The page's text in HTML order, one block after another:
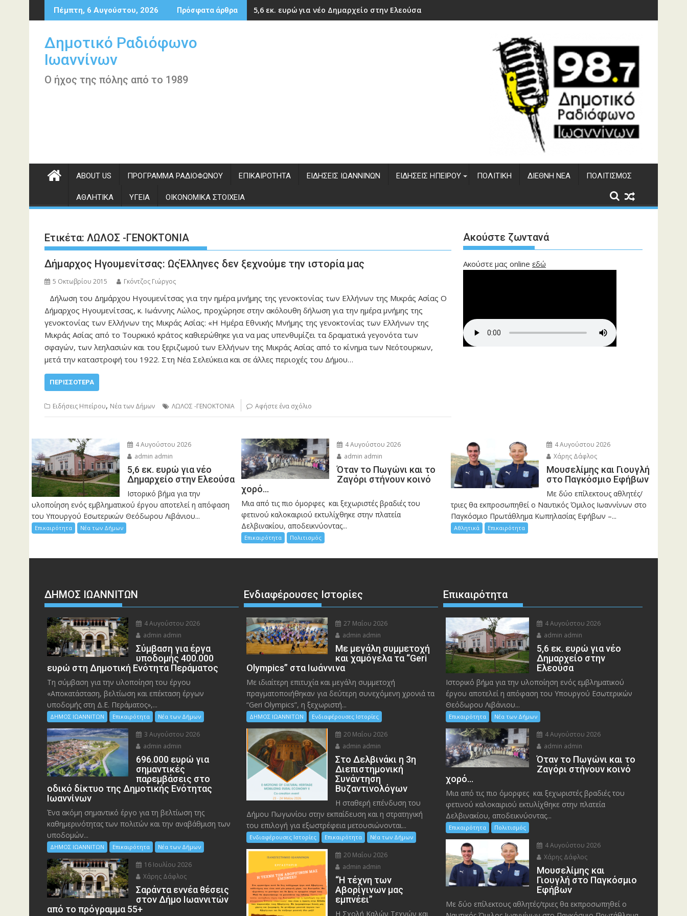
Περάστε
στο
Πέμπτη, 6 Αυγούστου, 2026 Πρόσφατα άρθρα 5,6 εκ. ευρώ για νέο Δημαρχείο στην Ελεούσα
Δημοτικό Ραδιόφωνο
Ιωαννίνων
Ο ήχος της πόλης από το 1989
ABOUT US ΠΡΌΓΡΑΜΜΑ ΡΑΔΙΟΦΏΝΟΥ ΕΠΙΚΑΙΡΌΤΗΤΑ ΕΙΔΉΣΕΙΣ ΙΩΑΝΝΊΝΩΝ ΕΙΔΉΣΕΙΣ ΗΠΕΊΡΟΥ ΠΟΛΙΤΙΚΉ ΔΙΕΘΝΉ ΝΈΑ ΠΟΛΙΤΙΣΜΌΣ
ΑΘΛΗΤΙΚΆ ΥΓΕΊΑ ΟΙΚΟΝΟΜΙΚΆ ΣΤΟΙΧΕΊΑ
Ετικέτα: ΛΩΛΟΣ -ΓΕΝΟΚΤΟΝΙΑ
Δήμαρχος Ηγουμενίτσας: ΩςΈλληνες δεν ξεχνούμε την ιστορία μας
5 Οκτωβρίου 2015 Γκόντζος Γιώργος
Δήλωση του Δημάρχου Ηγουμενίτσας για την ημέρα μνήμης της γενοκτονίας των Ελλήνων της Μικράς Ασίας O
Δήμαρχος Ηγουμενίτσας, κ. Ιωάννης Λώλος, προχώρησε στην ακόλουθη δήλωση για την ημέρα μνήμης της
γενοκτονίας των Ελλήνων της Μικράς Ασίας: «Η Ημέρα Εθνικής Μνήμης της γενοκτονίας των Ελλήνων της
Μικράς Ασίας από το Τουρκικό κράτος καθιερώθηκε για να μας υπενθυμίζει τα δραματικά γεγονότα των
σφαγών, των λεηλασιών και του ξεριζωμού των Ελλήνων της Μικράς Ασίας από το κίνημα των Νεότουρκων,
μετά την καταστροφή του 1922. Στη Νέα Σελεύκεια και σε άλλες περιοχές του Δήμου…
ΠΕΡΙΣΣΌΤΕΡΑ
Ειδήσεις Ηπείρου, Νέα των Δήμων ΛΩΛΟΣ -ΓΕΝΟΚΤΟΝΙΑ Αφήστε ένα σχόλιο
Ακούστε ζωντανά
Ακούστε μας online εδώ
4 Αυγούστου 2026
admin admin
5,6 εκ. ευρώ για νέο
Δημαρχείο στην Ελεούσα
Ιστορικό βήμα για την
υλοποίηση ενός εμβληματικού έργου αποτελεί η απόφαση
του Υπουργού Εσωτερικών Θεόδωρου Λιβάνιου...
Επικαιρότητα Νέα των Δήμων
4 Αυγούστου 2026
admin admin
Όταν το Πωγώνι και το
Ζαγόρι στήνουν κοινό
χορό…
Μια από τις πιο όμορφες και ξεχωριστές βραδιές του
φετινού καλοκαιριού εκτυλίχθηκε στην πλατεία
Δελβινακίου, αποδεικνύοντας...
Επικαιρότητα Πολιτισμός
4 Αυγούστου 2026
Χάρης Δάφλος
Μουσελίμης και Γιουγλή
στο Παγκόσμιο Εφήβων
Mε δύο επίλεκτους αθλητές/
τριες θα εκπροσωπηθεί ο Ναυτικός Όμιλος Ιωαννίνων στο
Παγκόσμιο Πρωτάθλημα Κωπηλασίας Εφήβων –...
Αθλητικά Επικαιρότητα
ΔΗΜΟΣ ΙΩΑΝΝΙΤΩΝ
4 Αυγούστου 2026
admin admin
Σύμβαση για έργα
υποδομής 400.000
ευρώ στη Δημοτική Ενότητα Περάματος
Τη σύμβαση για την υλοποίηση του έργου
«Αποκατάσταση, βελτίωση και επέκταση έργων
υποδομής στη Δ.Ε. Περάματος»,...
ΔΗΜΟΣ ΙΩΑΝΝΙΤΩΝ Επικαιρότητα Νέα των Δήμων
3 Αυγούστου 2026
admin admin
696.000 ευρώ για
σημαντικές
παρεμβάσεις στο
οδικό δίκτυο της Δημοτικής Ενότητας
Ιωαννίνων
Ένα ακόμη σημαντικό έργο για τη βελτίωση της
καθημερινότητας των πολιτών και την αναβάθμιση των
υποδομών...
ΔΗΜΟΣ ΙΩΑΝΝΙΤΩΝ Επικαιρότητα Νέα των Δήμων
16 Ιουλίου 2026
Χάρης Δάφλος
Σαράντα εννέα θέσεις
στον Δήμο Ιωαννιτών
από το πρόγραμμα 55+
Ενδιαφέρουσες Ιστορίες
27 Μαΐου 2026
admin admin
Με μεγάλη συμμετοχή
και χαμόγελα τα “Geri
Olympics” στα Ιωάννινα
Με ιδιαίτερη επιτυχία και μεγάλη συμμετοχή
πραγματοποιήθηκαν για δεύτερη συνεχόμενη χρονιά τα
“Geri Olympics”, η ξεχωριστή...
ΔΗΜΟΣ ΙΩΑΝΝΙΤΩΝ Ενδιαφέρουσες Ιστορίες
20 Μαΐου 2026
admin admin
Στο Δελβινάκι η 3η
Διεπιστημονική
Συνάντηση
Βυζαντινολόγων
Η σταθερή επένδυση του
Δήμου Πωγωνίου στην εκπαίδευση και η στρατηγική
του επιλογή για εξωστρέφεια μετουσιώνονται...
Ενδιαφέρουσες Ιστορίες Επικαιρότητα Νέα των Δήμων
20 Μαΐου 2026
admin admin
“Η τέχνη των
Αβορίγινων μας
εμπνέει”
Η Σχολή Καλών Τεχνών και
Επικαιρότητα
4 Αυγούστου 2026
admin admin
5,6 εκ. ευρώ για νέο
Δημαρχείο στην
Ελεούσα
Ιστορικό βήμα για την υλοποίηση ενός εμβληματικού
έργου αποτελεί η απόφαση του Υπουργού Εσωτερικών
Θεόδωρου Λιβάνιου...
Επικαιρότητα Νέα των Δήμων
4 Αυγούστου 2026
admin admin
Όταν το Πωγώνι και το
Ζαγόρι στήνουν κοινό
χορό…
Μια από τις πιο όμορφες και ξεχωριστές βραδιές του
φετινού καλοκαιριού εκτυλίχθηκε στην πλατεία
Δελβινακίου, αποδεικνύοντας...
Επικαιρότητα Πολιτισμός
4 Αυγούστου 2026
Χάρης Δάφλος
Μουσελίμης και
Γιουγλή στο Παγκόσμιο
Εφήβων
Mε δύο επίλεκτους αθλητές/τριες θα εκπροσωπηθεί ο